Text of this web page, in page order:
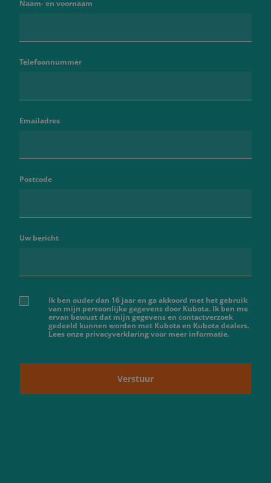
Naam- en voornaam
Telefoonnummer
Emailadres
Postcode
Uw bericht
Ik ben ouder dan 16 jaar en ga akkoord met het gebruik
van mijn persoonlijke gegevens door Kubota. Ik ben me
ervan bewust dat mijn gegevens en contactverzoek
gedeeld kunnen worden met Kubota en Kubota dealers.
Lees onze privacyverklaring voor meer informatie.
Verstuur